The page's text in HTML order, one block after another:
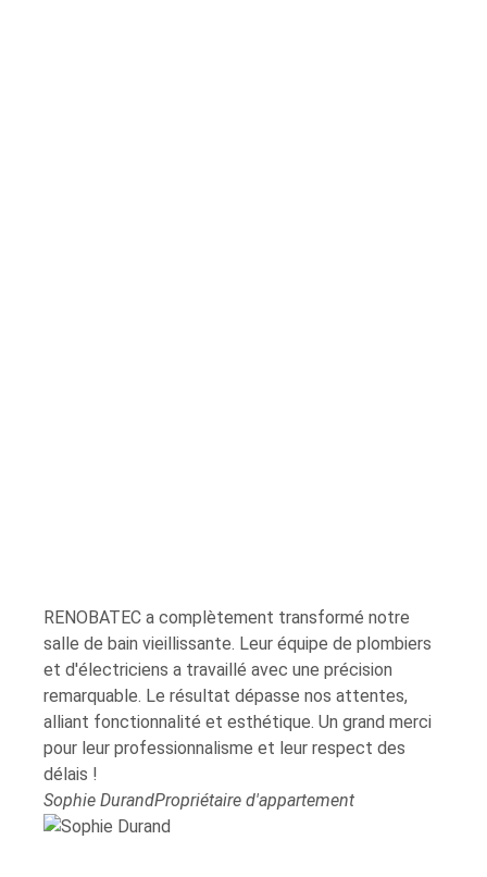
RENOBATEC a complètement transformé notre
salle de bain vieillissante. Leur équipe de plombiers
et d'électriciens a travaillé avec une précision
remarquable. Le résultat dépasse nos attentes,
alliant fonctionnalité et esthétique. Un grand merci
pour leur professionnalisme et leur respect des
délais !
Sophie DurandPropriétaire d'appartement